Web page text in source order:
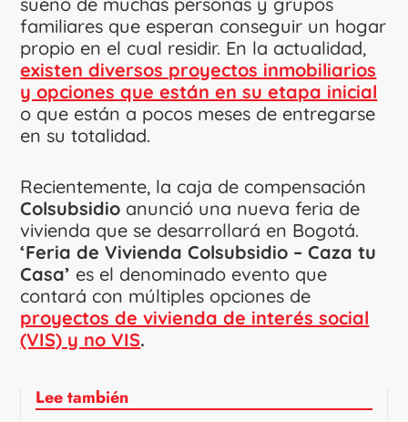
familiares que esperan conseguir un hogar
propio en el cual residir. En la actualidad,
existen diversos proyectos inmobiliarios
y opciones que están en su etapa inicial
o que están a pocos meses de entregarse
en su totalidad.
Recientemente, la caja de compensación
Colsubsidio anunció una nueva feria de
vivienda que se desarrollará en Bogotá.
‘Feria de Vivienda Colsubsidio – Caza tu
Casa’ es el denominado evento que
contará con múltiples opciones de
proyectos de vivienda de interés social
(VIS) y no VIS.
Lee también